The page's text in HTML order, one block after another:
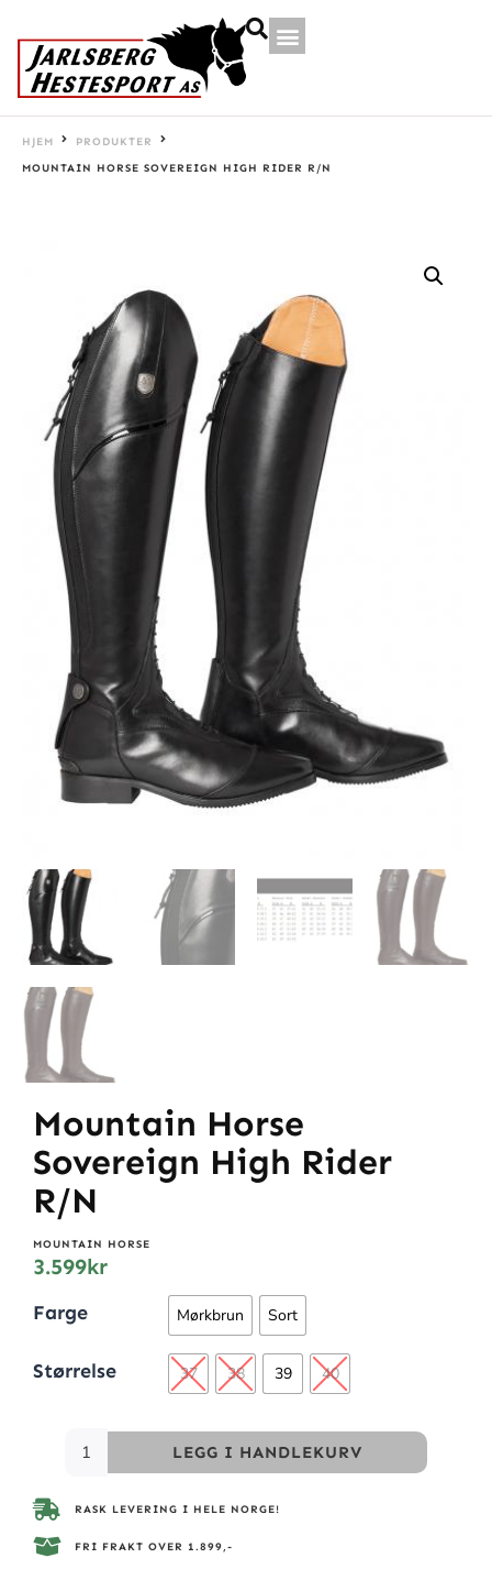
HJEM
PRODUKTER
MOUNTAIN HORSE SOVEREIGN HIGH RIDER R/N
Mountain Horse
Sovereign High Rider
R/N
MOUNTAIN HORSE
3.599kr
Farge Mørkbrun Sort
Størrelse 37 38 39 40
LEGG I HANDLEKURV
RASK LEVERING I HELE NORGE!
FRI FRAKT OVER 1.899,-